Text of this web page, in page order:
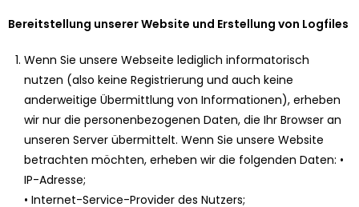
Bereitstellung unserer Website und Erstellung von Logfiles
Wenn Sie unsere Webseite lediglich informatorisch
nutzen (also keine Registrierung und auch keine
anderweitige Übermittlung von Informationen), erheben
wir nur die personenbezogenen Daten, die Ihr Browser an
unseren Server übermittelt. Wenn Sie unsere Website
betrachten möchten, erheben wir die folgenden Daten: •
IP-Adresse;
• Internet-Service-Provider des Nutzers;